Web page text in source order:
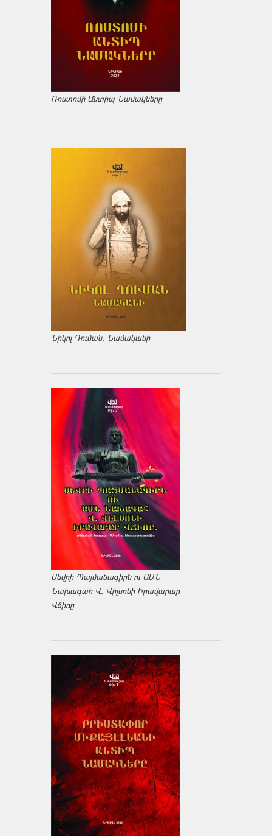
Ռոստոմի Անտիպ Նամակները
Նիկոլ Դուման. Նամականի
Սեվրի Պայմանագիրն ու ԱՄՆ
Նախագահ Վ. Վիլսոնի Իրավարար
Վճիռը